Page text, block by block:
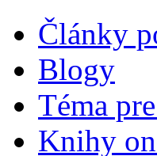
Články
Blogy
Téma
Knihy